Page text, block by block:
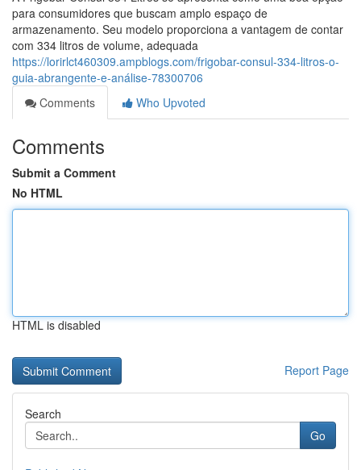
para consumidores que buscam amplo espaço de
armazenamento. Seu modelo proporciona a vantagem de contar
com 334 litros de volume, adequada
https://lorirlct460309.ampblogs.com/frigobar-consul-334-litros-o-
guia-abrangente-e-análise-78300706
Comments
Who Upvoted
Comments
Submit a Comment
No HTML
HTML is disabled
Report Page
Search
Go